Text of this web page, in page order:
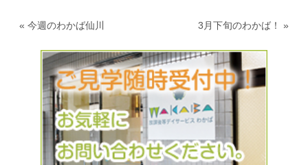
« 今週のわかば仙川 3月下旬のわかば！ »